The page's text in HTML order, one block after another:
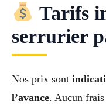
Tarifs
serrurier
Nos prix sont
l’avance. Aucun frais